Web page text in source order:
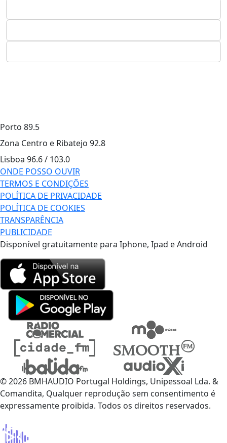
Porto 89.5
Zona Centro e Ribatejo 92.8
Lisboa 96.6 / 103.0
ONDE POSSO OUVIR
TERMOS E CONDIÇÕES
POLÍTICA DE PRIVACIDADE
POLÍTICA DE COOKIES
TRANSPARÊNCIA
PUBLICIDADE
Disponível gratuitamente para Iphone, Ipad e Android
© 2026 BMHAUDIO Portugal Holdings, Unipessoal Lda. &
Comandita, Qualquer reprodução sem consentimento é
expressamente proibida. Todos os direitos reservados.